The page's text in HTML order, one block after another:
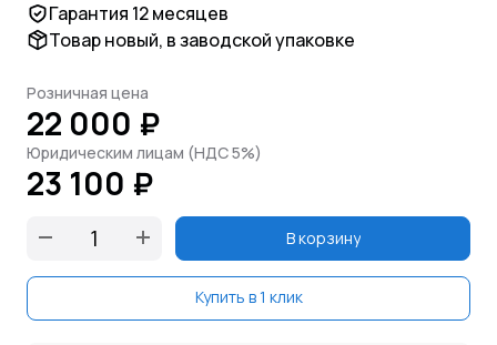
Гарантия 12 месяцев
Товар новый, в заводской упаковке
Розничная цена
22 000 ₽
Юридическим лицам (НДС 5%)
23 100 ₽
В корзину
Купить в 1 клик